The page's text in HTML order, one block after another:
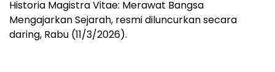
Historia Magistra Vitae: Merawat Bangsa
Mengajarkan Sejarah, resmi diluncurkan secara
daring, Rabu (11/3/2026).